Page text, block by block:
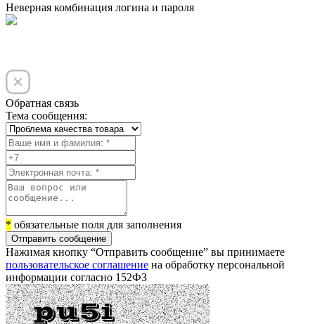
Неверная комбинация логина и пароля
Обратная связь
Тема сообщения:
* обязательные поля для заполнения
Отправить сообщение
Нажимая кнопку “Отправить сообщение” вы принимаете
пользовательское соглашение на обработку персональной
информации согласно 152ФЗ